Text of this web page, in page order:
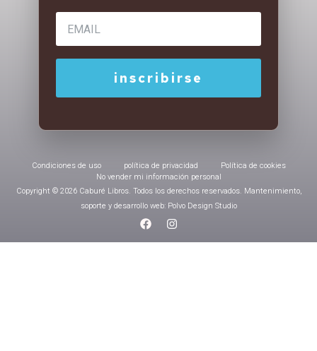
Condiciones de uso política de privacidad
Política de cookies
No vender mi información personal
Copyright © 2026 Caburé Libros. Todos los derechos reservados. Mantenimiento,
soporte y desarrollo web: Polvo Design Studio